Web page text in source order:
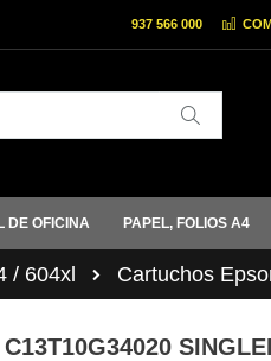
937 566 000
DE OFICINA PAPEL, FOLIOS A4
/ 604xl Cartuchos